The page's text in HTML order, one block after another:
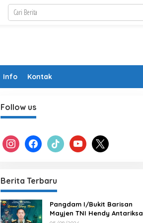
Info Kontak
Follow us
instagram facebook tiktok youtube x
Berita Terbaru
Pangdam I/Bukit Barisan
Mayjen TNI Hendy Antariksa